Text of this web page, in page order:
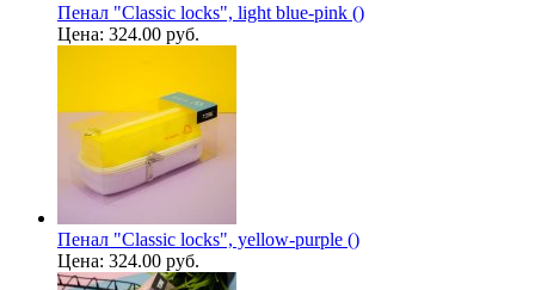
Пенал "Classic locks", light blue-pink ()
Цена: 324.00 руб.
Пенал "Classic locks", yellow-purple ()
Цена: 324.00 руб.